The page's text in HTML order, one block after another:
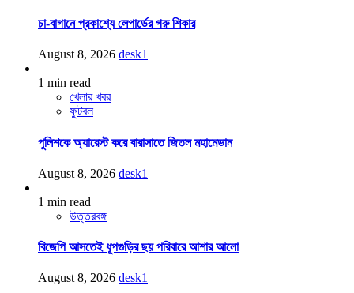
চা-বাগানে প্রকাশ্যে লেপার্ডের গরু শিকার
August 8, 2026 desk1
1 min read
খেলার খবর
ফুটবল
পুলিশকে অ্যারেস্ট করে বারাসাতে জিতল মহামেডান
August 8, 2026 desk1
1 min read
উত্তরবঙ্গ
বিজেপি আসতেই ধূপগুড়ির ছয় পরিবারে আশার আলো
August 8, 2026 desk1